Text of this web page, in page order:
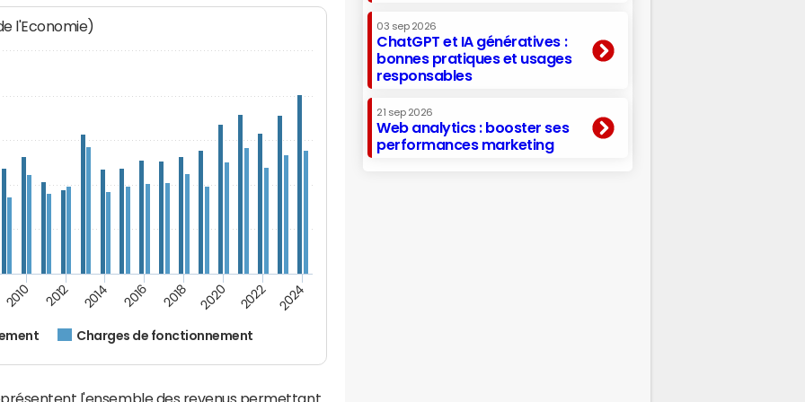
l'Economie)
Charges de fonctionnement
2010 2012 2014 2016 2018 2020 2022 2024
l'ensemble des revenus permettant
03 sep 2026
ChatGPT et IA génératives :
bonnes pratiques et usages
responsables
21 sep 2026
Web analytics : booster ses
performances marketing